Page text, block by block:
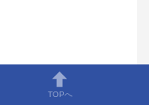
キャメル（ラクダ）
、ペルー原産で
TOPへ